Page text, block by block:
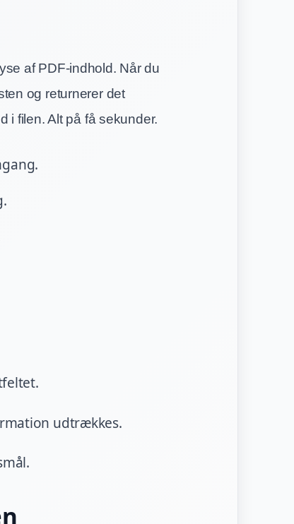
af PDF-indhold. Når du
og returnerer det
i filen. Alt på få sekunder.
udtrækkes.